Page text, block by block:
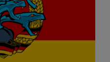
Albtraum